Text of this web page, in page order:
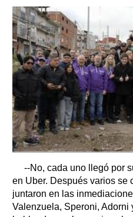
--No, cada uno llegó por
en Uber. Después varios se
juntaron en las
Valenzuela, Speroni, Adorni